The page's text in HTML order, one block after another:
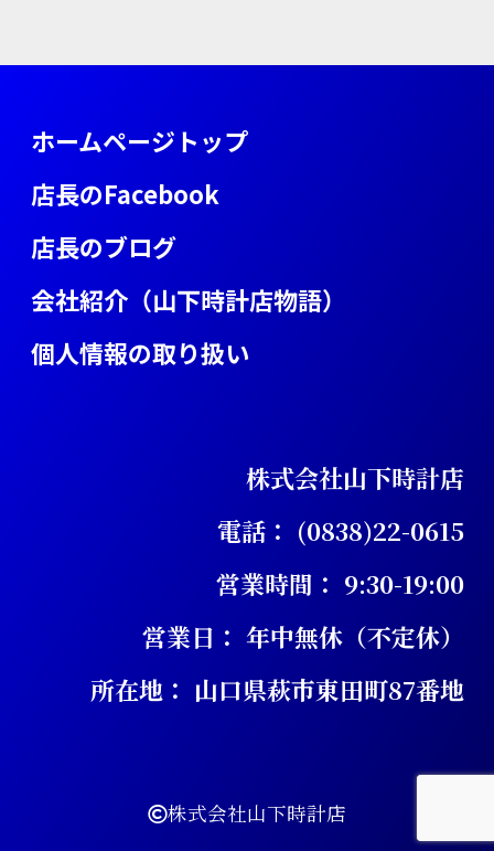
ョ
ン
ホームページトップ
店長のFacebook
店長のブログ
会社紹介（山下時計店物語）
個人情報の取り扱い
株式会社山下時計店
電話： (0838)22-0615
営業時間： 9:30-19:00
営業日： 年中無休（不定休）
所在地： 山口県萩市東田町87番地
株式会社山下時計店